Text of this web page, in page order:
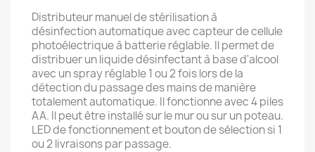
Distributeur manuel de stérilisation à
désinfection automatique avec capteur de cellule
photoélectrique à batterie réglable. Il permet de
distribuer un liquide désinfectant à base d'alcool
avec un spray réglable 1 ou 2 fois lors de la
détection du passage des mains de manière
totalement automatique. Il fonctionne avec 4 piles
AA. Il peut être installé sur le mur ou sur un poteau.
LED de fonctionnement et bouton de sélection si 1
ou 2 livraisons par passage.